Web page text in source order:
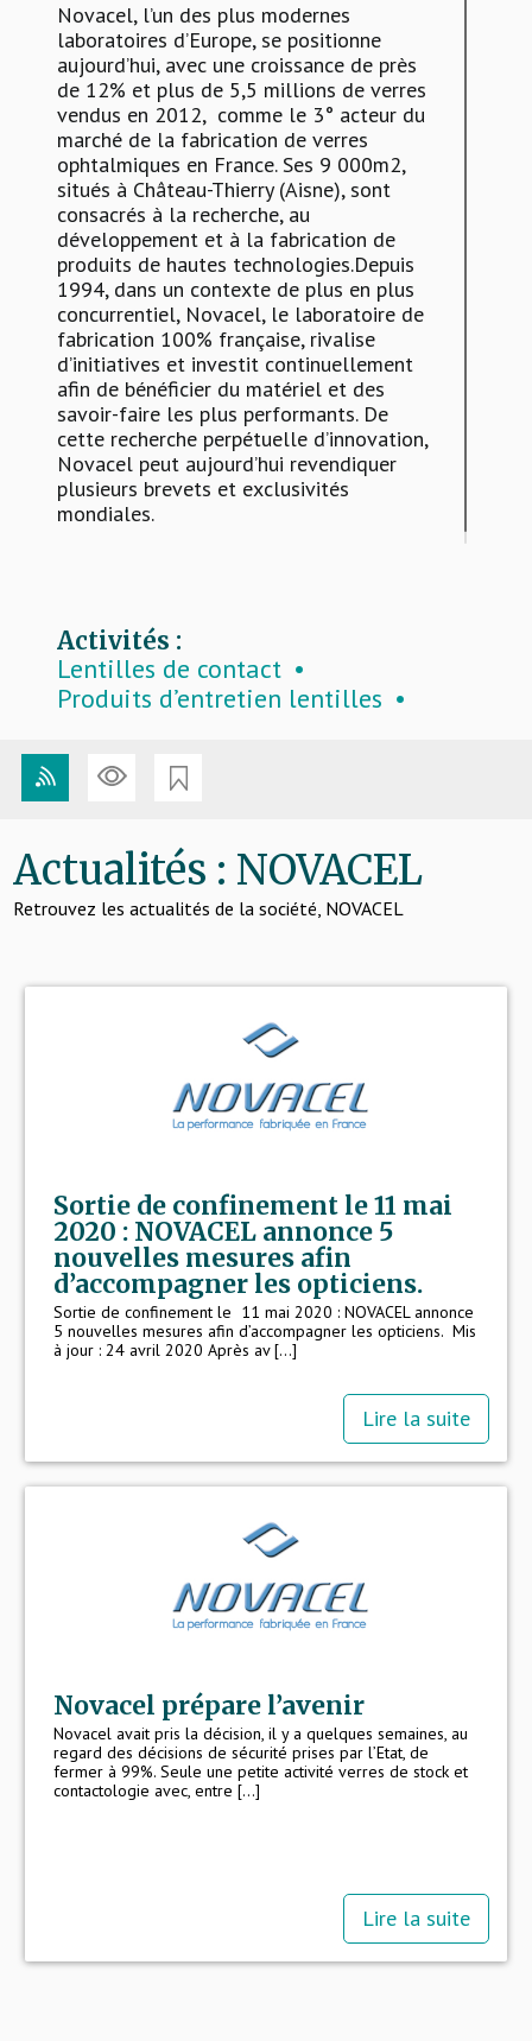
Novacel, l’un des plus modernes
laboratoires d’Europe, se positionne
aujourd’hui, avec une croissance de près
de 12% et plus de 5,5 millions de verres
vendus en 2012, comme le 3° acteur du
marché de la fabrication de verres
ophtalmiques en France. Ses 9 000m2,
situés à Château-Thierry (Aisne), sont
consacrés à la recherche, au
développement et à la fabrication de
produits de hautes technologies.Depuis
1994, dans un contexte de plus en plus
concurrentiel, Novacel, le laboratoire de
fabrication 100% française, rivalise
d’initiatives et investit continuellement
afin de bénéficier du matériel et des
savoir-faire les plus performants. De
cette recherche perpétuelle d’innovation,
Novacel peut aujourd’hui revendiquer
plusieurs brevets et exclusivités
mondiales.
Activités :
Lentilles de contact
Produits d’entretien lentilles
Actualités : NOVACEL
Retrouvez les actualités de la société, NOVACEL
Sortie de confinement le 11 mai
2020 : NOVACEL annonce 5
nouvelles mesures afin
d’accompagner les opticiens.
Sortie de confinement le 11 mai 2020 : NOVACEL annonce
5 nouvelles mesures afin d’accompagner les opticiens. Mis
à jour : 24 avril 2020 Après av [...]
Lire la suite
Novacel prépare l’avenir
Novacel avait pris la décision, il y a quelques semaines, au
regard des décisions de sécurité prises par l’Etat, de
fermer à 99%. Seule une petite activité verres de stock et
contactologie avec, entre [...]
Lire la suite